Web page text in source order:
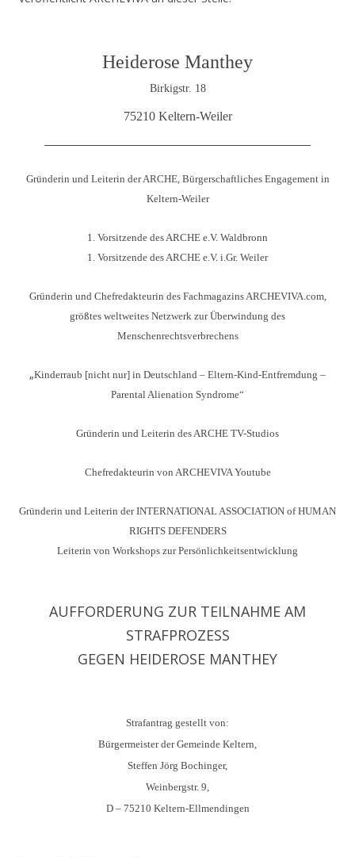
Heiderose Manthey
Birkigstr. 18
75210 Keltern-Weiler
Gründerin und Leiterin der ARCHE, Bürgerschaftliches Engagement in
Keltern-Weiler
1. Vorsitzende des ARCHE e.V. Waldbronn
1. Vorsitzende des ARCHE e.V. i.Gr. Weiler
Gründerin und Chefredakteurin des Fachmagazins ARCHEVIVA.com,
größtes weltweites Netzwerk zur Überwindung des
Menschenrechtsverbrechens
„Kinderraub [nicht nur] in Deutschland – Eltern-Kind-Entfremdung –
Parental Alienation Syndrome“
Gründerin und Leiterin des ARCHE TV-Studios
Chefredakteurin von ARCHEVIVA Youtube
Gründerin und Leiterin der INTERNATIONAL ASSOCIATION of HUMAN
RIGHTS DEFENDERS
Leiterin von Workshops zur Persönlichkeitsentwicklung
AUFFORDERUNG ZUR TEILNAHME AM
STRAFPROZESS
GEGEN HEIDEROSE MANTHEY
Strafantrag gestellt von:
Bürgermeister der Gemeinde Keltern,
Steffen Jörg Bochinger,
Weinbergstr. 9,
D – 75210 Keltern-Ellmendingen